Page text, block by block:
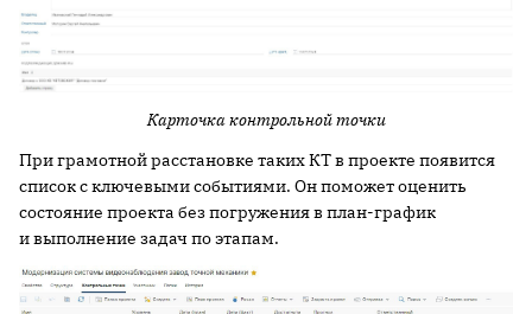
Карточка контрольной точки
При грамотной расстановке таких КТ в проекте появится
список с ключевыми событиями. Он поможет оценить
состояние проекта без погружения в план-график
и выполнение задач по этапам.